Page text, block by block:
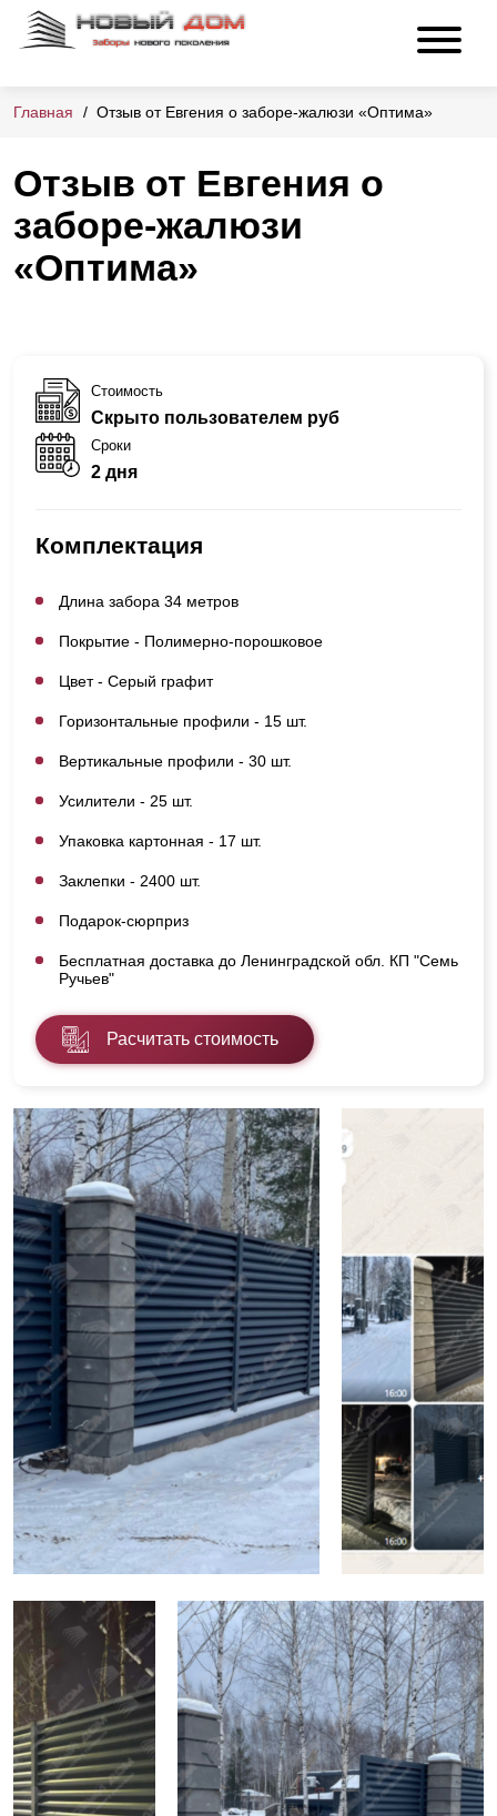
Главная Отзыв от Евгения о заборе-жалюзи «Оптима»
Отзыв от Евгения о
заборе-жалюзи
«Оптима»
Стоимость
Скрыто пользователем руб
Сроки
2 дня
Комплектация
Длина забора 34 метров
Покрытие - Полимерно-порошковое
Цвет - Серый графит
Горизонтальные профили - 15 шт.
Вертикальные профили - 30 шт.
Усилители - 25 шт.
Упаковка картонная - 17 шт.
Заклепки - 2400 шт.
Подарок-сюрприз
Бесплатная доставка до Ленинградской обл. КП "Семь
Ручьев"
Расчитать стоимость